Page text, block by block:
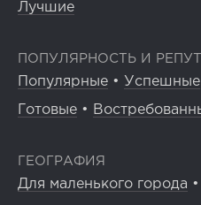
Лучшие
ПОПУЛЯРНОСТЬ И
Популярные • Успешные
Готовые •
ГЕОГРАФИЯ
Для маленького города •